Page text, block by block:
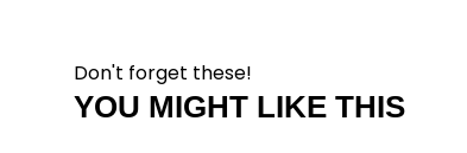
Don't forget these!
YOU MIGHT LIKE THIS